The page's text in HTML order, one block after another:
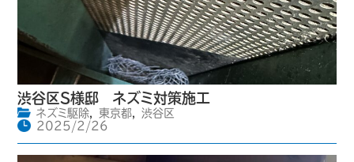
渋谷区S様邸 ネズミ対策施工
ネズミ駆除, 東京都,
渋谷区
2025/2/26